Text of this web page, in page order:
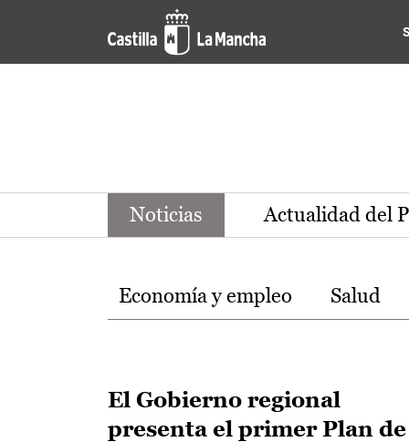
Pasar al contenido principal
Noticias de la región de
Noticias Actualidad del
Temas
Economía y empleo Salud
El Gobierno regional
presenta el primer Plan de